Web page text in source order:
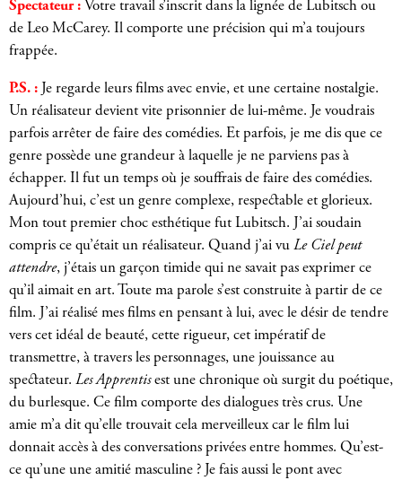
Spectateur : Votre travail s’inscrit dans la lignée de Lubitsch ou
de Leo McCarey. Il comporte une précision qui m’a toujours
frappée.
P.S. : Je regarde leurs films avec envie, et une certaine nostalgie.
Un réalisateur devient vite prisonnier de lui-même. Je voudrais
parfois arrêter de faire des comédies. Et parfois, je me dis que ce
genre possède une grandeur à laquelle je ne parviens pas à
échapper. Il fut un temps où je souffrais de faire des comédies.
Aujourd’hui, c’est un genre complexe, respectable et glorieux.
Mon tout premier choc esthétique fut Lubitsch. J’ai soudain
compris ce qu’était un réalisateur. Quand j’ai vu Le Ciel peut
attendre, j’étais un garçon timide qui ne savait pas exprimer ce
qu’il aimait en art. Toute ma parole s’est construite à partir de ce
film. J’ai réalisé mes films en pensant à lui, avec le désir de tendre
vers cet idéal de beauté, cette rigueur, cet impératif de
transmettre, à travers les personnages, une jouissance au
spectateur. Les Apprentisest une chronique où surgit du poétique,
du burlesque. Ce film comporte des dialogues très crus. Une
amie m’a dit qu’elle trouvait cela merveilleux car le film lui
donnait accès à des conversations privées entre hommes. Qu’est-
ce qu’une une amitié masculine ? Je fais aussi le pont avec